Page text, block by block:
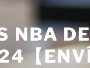
NBA
【